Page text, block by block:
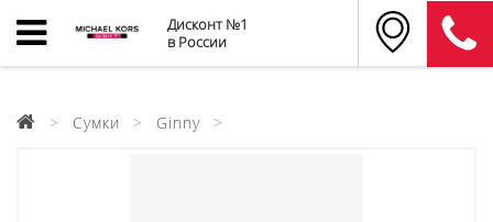
Дисконт №1
в России
Сумки Ginny